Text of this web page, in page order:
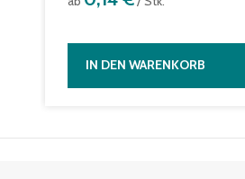
IN DEN WARENKORB